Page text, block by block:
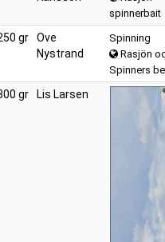
spinnerbait
gr
Ove
Nystrand
Spinning
Rasjön
Spinners
gr Lis Larsen